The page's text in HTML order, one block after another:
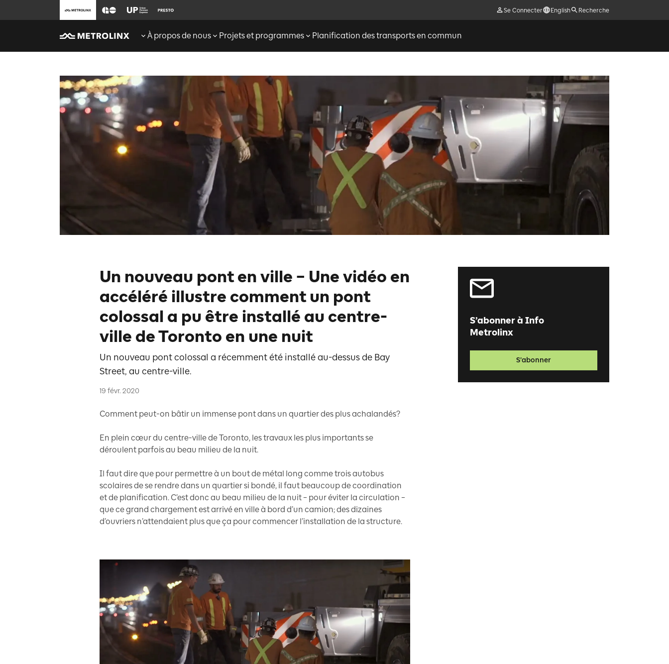
Se Connecter English Recherche
À propos de nous Projets et programmes Planification des transports en commun
Un nouveau pont en ville – Une vidéo en
accéléré illustre comment un pont
colossal a pu être installé au centre-
ville de Toronto en une nuit
Un nouveau pont colossal a récemment été installé au-dessus de Bay
Street, au centre-ville.
19 févr. 2020
Comment peut-on bâtir un immense pont dans un quartier des plus achalandés?
En plein cœur du centre-ville de Toronto, les travaux les plus importants se
déroulent parfois au beau milieu de la nuit.
Il faut dire que pour permettre à un bout de métal long comme trois autobus
scolaires de se rendre dans un quartier si bondé, il faut beaucoup de coordination
et de planification. C’est donc au beau milieu de la nuit – pour éviter la circulation –
que ce grand chargement est arrivé en ville à bord d’un camion; des dizaines
d’ouvriers n’attendaient plus que ça pour commencer l’installation de la structure.
S’abonner à Info
Metrolinx
S’abonner